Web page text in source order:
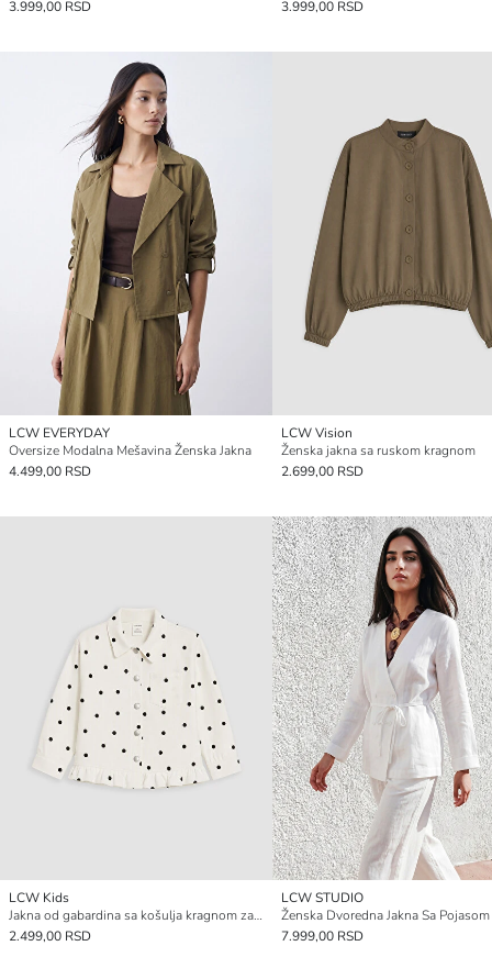
3.999,00 RSD 3.999,00 RSD
LCW EVERYDAY
Oversize Modalna Mešavina Ženska Jakna
4.499,00 RSD
LCW Vision
Ženska jakna sa ruskom kragnom
2.699,00 RSD
LCW Kids
Jakna od gabardina sa košulja kragnom za devojčice
2.499,00 RSD
LCW STUDIO
7.999,00 RSD